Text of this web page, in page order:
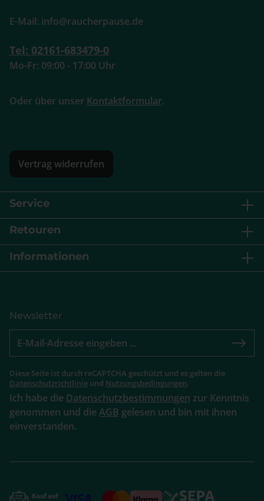
E-Mail: info@raucherpause.de
Tel: 02161-683479-0
Mo-Fr: 09:00 - 17:00 Uhr
Oder über unser Kontaktformular.
Vertrag widerrufen
Service
Retouren
Informationen
Newsletter
Diese Seite ist durch reCAPTCHA geschützt und es gelten die
Datenschutzrichtlinie und Nutzungsbedingungen.
Ich habe die Datenschutzbestimmungen zur Kenntnis
genommen und die AGB gelesen und bin mit ihnen
einverstanden.